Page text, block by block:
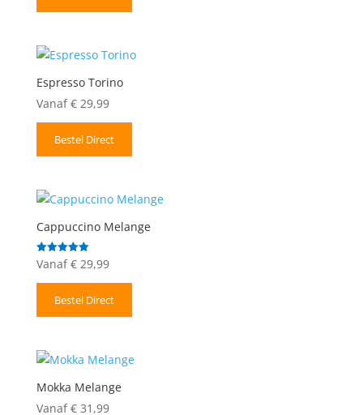
Espresso Torino
Vanaf €29,99
Bestel Direct
Cappuccino Melange
Gewaardeerd
5.00
Vanaf €29,99
Bestel Direct
Mokka Melange
Vanaf €31,99